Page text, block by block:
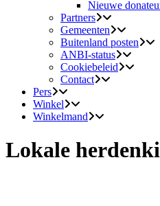
Nieuwe
Partners
Gemeenten
Buitenland posten
ANBI-status
Cookiebeleid
Contact
Pers
Winkel
Winkelmand
Lokale